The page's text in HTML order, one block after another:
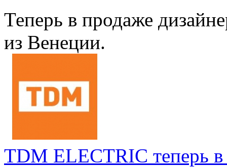
Теперь в продаже
из Венеции.
TDM ELECTRIC теперь